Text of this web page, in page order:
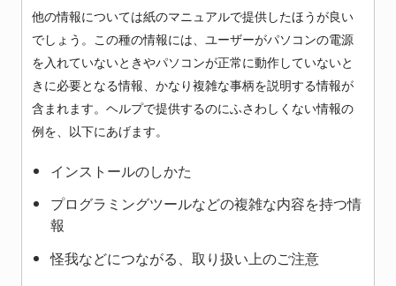
他の情報については紙のマニュアルで提供したほうが良い
でしょう。この種の情報には、ユーザーがパソコンの電源
を入れていないときやパソコンが正常に動作していないと
きに必要となる情報、かなり複雑な事柄を説明する情報が
含まれます。ヘルプで提供するのにふさわしくない情報の
例を、以下にあげます。
インストールのしかた
プログラミングツールなどの複雑な内容を持つ情
報
怪我などにつながる、取り扱い上のご注意